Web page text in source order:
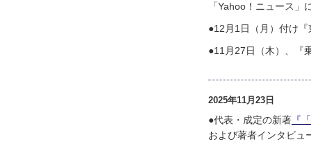
「Yahoo！ニュース
●12月1日（月）付け
●11月27日（木）、『
2025年11月23日
●代表・成定の新著 『
および著者インタビュ